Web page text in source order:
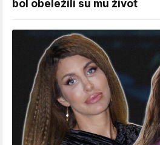
bol obeležili su mu život